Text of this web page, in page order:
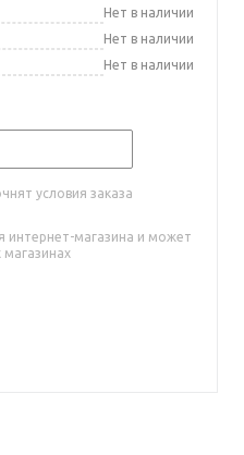
Нет в наличии
Нет в наличии
Нет в наличии
условия заказа
интернет-магазина и может
магазинах